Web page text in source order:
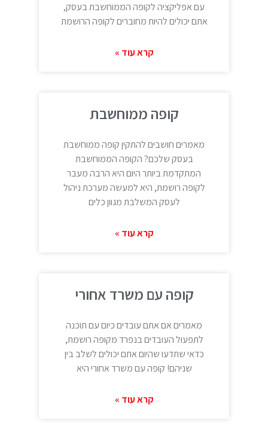
עם אפליקציה לקופה הממוחשבת בעסק,
אתם יכולים להיות מחוברים לקופה הרושמת
קרא עוד »
קופה ממוחשבת
מאמרים חושבים להתקין קופה ממוחשבת
בעסק שלכם? הקופה הממוחשבת
המתקדמת ביותר היום היא הרבה מעבר
לקופה רושמת, היא למעשה מערכת ניהול
לעסק המשלבת מגוון כלים
קרא עוד »
קופה עם משרד אחורי
מאמרים אם אתם עובדים כיום עם תוכנה
לתפעול העובדים בנפרד מקופה רושמת,
כדאי שתדעו שהיום אתם יכולים לשלב בין
שניהם! קופה עם משרד אחורי היא
קרא עוד »